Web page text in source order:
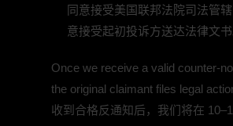
同意接受美国联邦法院司法管
意接受起初投诉方送达法律文书
Once we receive a valid counter-
the original claimant files legal
收到合格反通知后，我们将在
miya视频